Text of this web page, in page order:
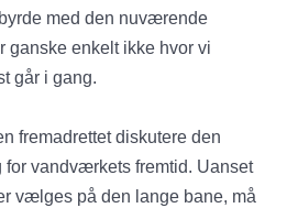
med den nuværende
ganske enkelt ikke hvor vi
går i gang.
fremadrettet diskutere den
vandværkets fremtid. Uanset
vælges på den lange bane, må